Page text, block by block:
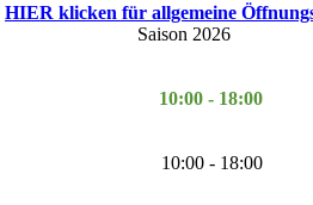
HIER klicken für allgemeine
Saison 2026
10:00 - 18:00
10:00 - 18:00